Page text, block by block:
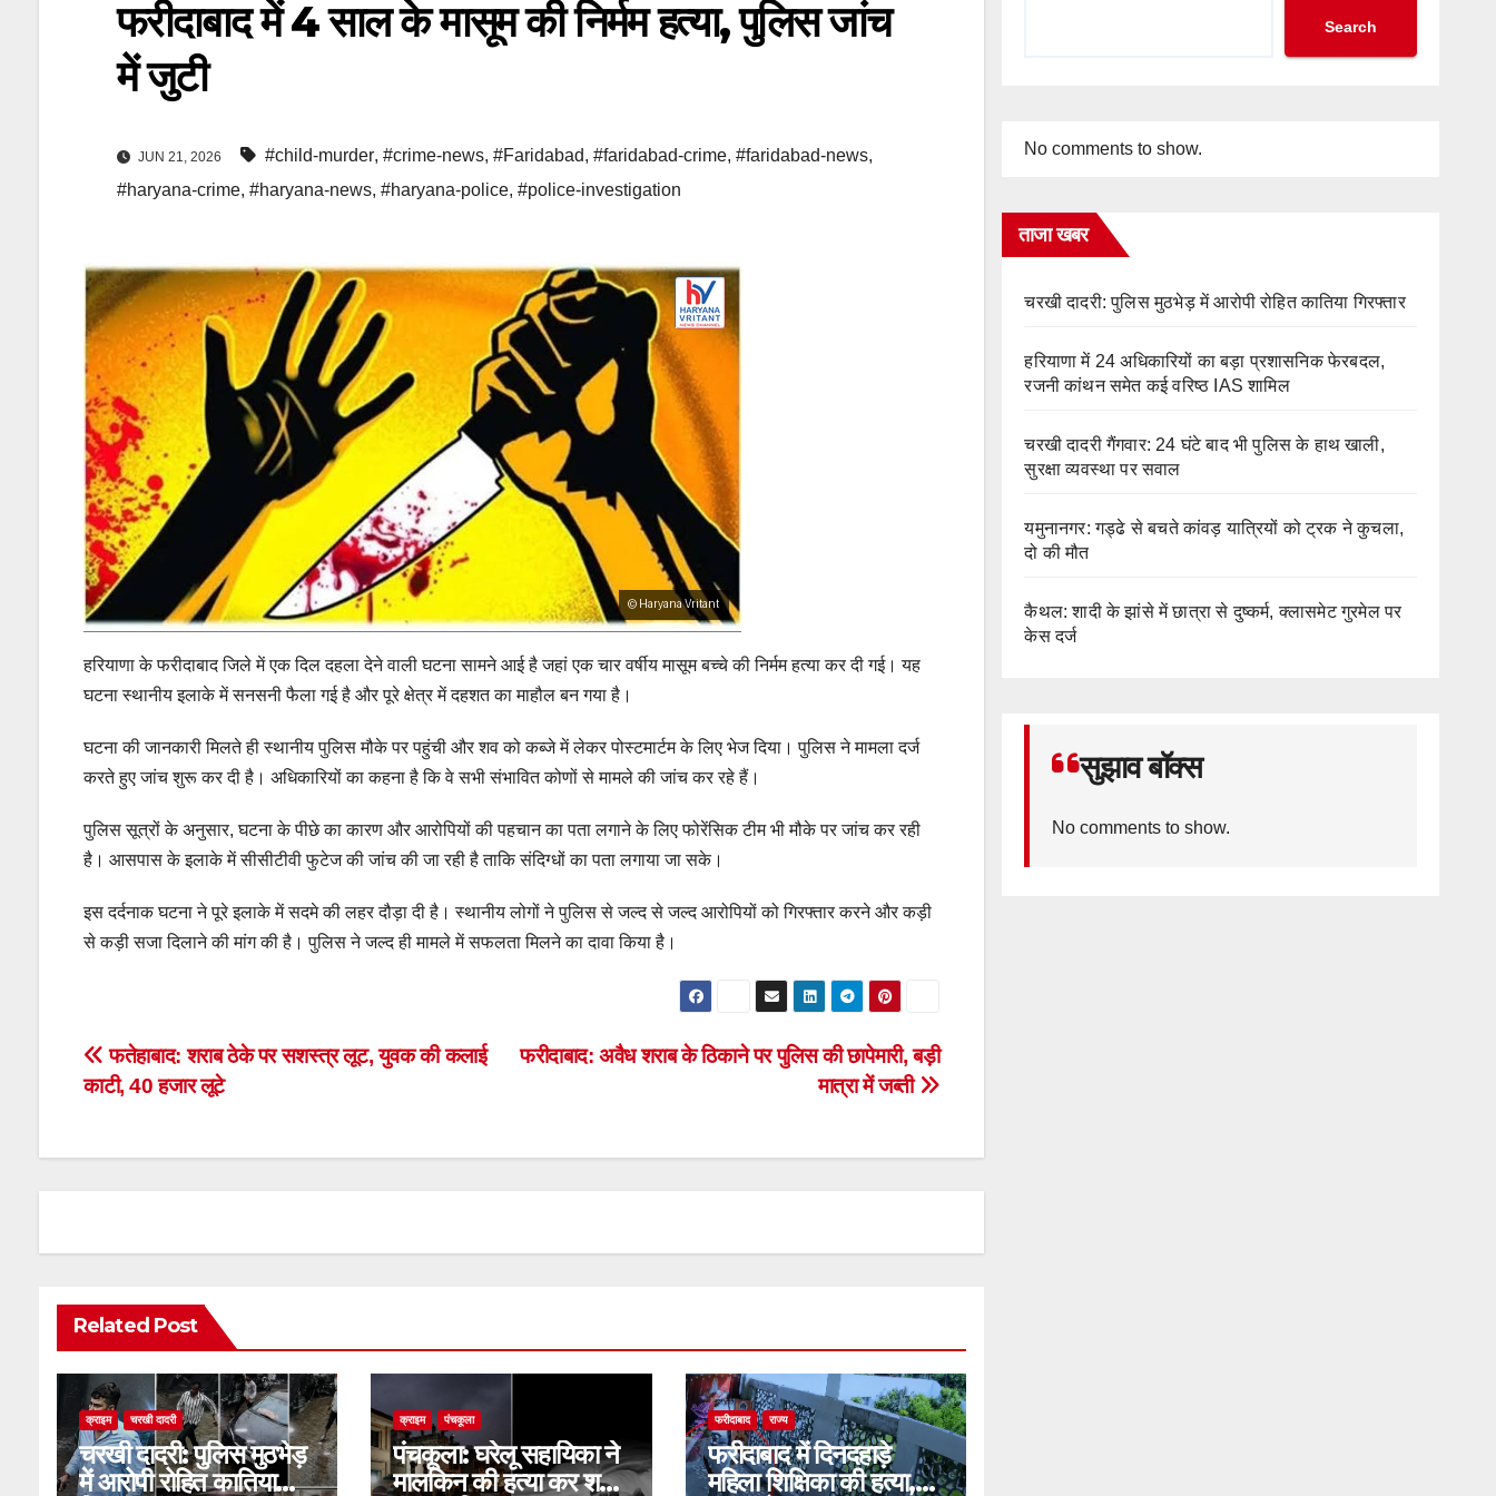
फरीदाबाद में 4 साल के मासूम की निर्मम हत्या, पुलिस जांच
में जुटी
JUN 21, 2026 #child-murder, #crime-news, #Faridabad, #faridabad-crime, #faridabad-news,
#haryana-crime, #haryana-news, #haryana-police, #police-investigation
हरियाणा के फरीदाबाद जिले में एक दिल दहला देने वाली घटना सामने आई है जहां एक चार वर्षीय मासूम बच्चे की निर्मम हत्या कर दी गई। यह
घटना स्थानीय इलाके में सनसनी फैला गई है और पूरे क्षेत्र में दहशत का माहौल बन गया है।
घटना की जानकारी मिलते ही स्थानीय पुलिस मौके पर पहुंची और शव को कब्जे में लेकर पोस्टमार्टम के लिए भेज दिया। पुलिस ने मामला दर्ज
करते हुए जांच शुरू कर दी है। अधिकारियों का कहना है कि वे सभी संभावित कोणों से मामले की जांच कर रहे हैं।
पुलिस सूत्रों के अनुसार, घटना के पीछे का कारण और आरोपियों की पहचान का पता लगाने के लिए फोरेंसिक टीम भी मौके पर जांच कर रही
है। आसपास के इलाके में सीसीटीवी फुटेज की जांच की जा रही है ताकि संदिग्धों का पता लगाया जा सके।
इस दर्दनाक घटना ने पूरे इलाके में सदमे की लहर दौड़ा दी है। स्थानीय लोगों ने पुलिस से जल्द से जल्द आरोपियों को गिरफ्तार करने और कड़ी
से कड़ी सजा दिलाने की मांग की है। पुलिस ने जल्द ही मामले में सफलता मिलने का दावा किया है।
Post
navigation
फरीदाबाद: अवैध शराब के ठिकाने पर पुलिस की छापेमारी, बड़ी
मात्रा में जब्ती
फतेहाबाद: शराब ठेके पर सशस्त्र लूट, युवक की कलाई
काटी, 40 हजार लूटे
Related Post
क्राइम चरखी दादरी
चरखी दादरी: पुलिस मुठभेड़
में आरोपी रोहित कातिया
क्राइम पंचकूला
पंचकूला: घरेलू सहायिका ने
मालकिन की हत्या कर शव
फरीदाबाद राज्य
फरीदाबाद में दिनदहाड़े
महिला शिक्षिका की हत्या,
Search
No comments to show.
ताजा खबर
चरखी दादरी: पुलिस मुठभेड़ में आरोपी रोहित कातिया गिरफ्तार
हरियाणा में 24 अधिकारियों का बड़ा प्रशासनिक फेरबदल,
रजनी कांथन समेत कई वरिष्ठ IAS शामिल
चरखी दादरी गैंगवार: 24 घंटे बाद भी पुलिस के हाथ खाली,
सुरक्षा व्यवस्था पर सवाल
यमुनानगर: गड्ढे से बचते कांवड़ यात्रियों को ट्रक ने कुचला,
दो की मौत
कैथल: शादी के झांसे में छात्रा से दुष्कर्म, क्लासमेट गुरमेल पर
केस दर्ज
सुझाव बॉक्स
No comments to show.